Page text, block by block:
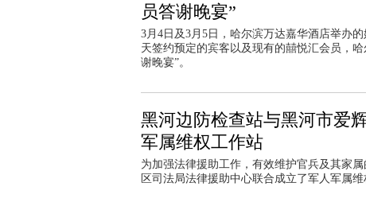
员答谢晚宴”
3月4日及3月5日，哈尔滨万达嘉华酒店举办
天签约预定的宾客以及现有的囍悦汇会员，
谢晚宴”。
黑河边防检查站与黑河市爱
军属维权工作站
为加强法律援助工作，有效维护官兵及其家
区司法局法律援助中心联合成立了军人军属维